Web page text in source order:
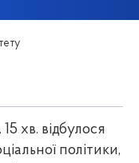
хв. відбулося
політики,